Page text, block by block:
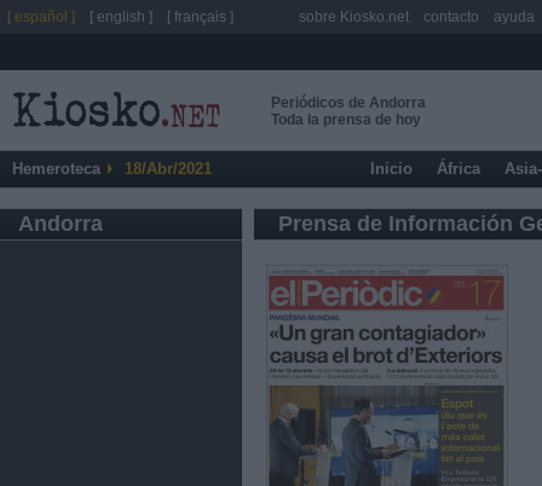
Periódicos de Andorra
Toda la prensa de hoy
Hemeroteca 18/Abr/2021 Inicio África
Andorra Prensa de Información
[ español ] [ english ] [ français ] sobre Kiosko.net contacto ayuda